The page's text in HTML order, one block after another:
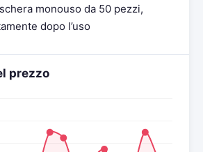
monouso da 50 pezzi,
dopo l’uso
prezzo